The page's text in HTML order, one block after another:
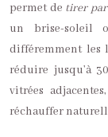
permet de tirer
un brise-soleil
différemment les
réduire jusqu’à
vitrées
réchauffer